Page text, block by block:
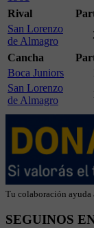
Rival
San Lorenzo
de Almagro
Cancha
Boca Juniors
San Lorenzo
de Almagro
Tu colaboración ayuda
SEGUINOS